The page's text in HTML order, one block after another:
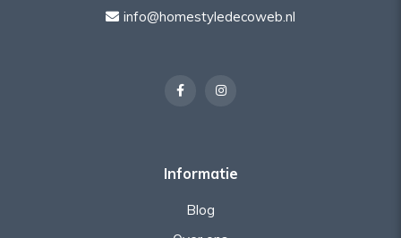
info@homestyledecoweb.nl
Informatie
Blog